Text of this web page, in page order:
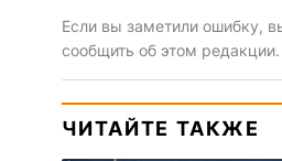
Если вы заметили ошибку,
сообщить об этом редакции.
ЧИТАЙТЕ ТАКЖЕ